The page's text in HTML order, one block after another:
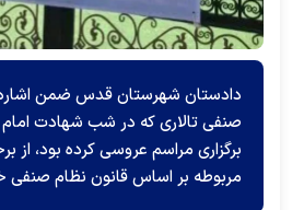
دادستان شهرستان قدس ضمن
صنفی تالاری که در شب شهادت امام
برگزاری مراسم عروسی کرده بود، از
مربوطه بر اساس قانون نظام صنفی